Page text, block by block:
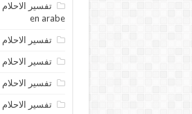
en arabe
تفسير
تفسير
تفسير
تفسير